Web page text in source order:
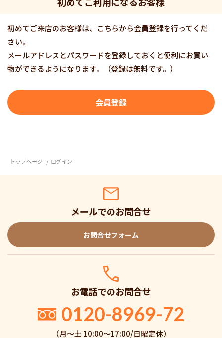
初めてご来店のお客様は、こちらから会員登録を行ってくだ
さい。
メールアドレスとパスワードを登録しておくと便利にお買い
物ができるようになります。（登録は無料です。）
トップページ ログイン
メールでのお問合せ
お問合せフォーム
お電話でのお問合せ
0120-8969-72
（月〜土 10:00〜17:00/日曜定休）